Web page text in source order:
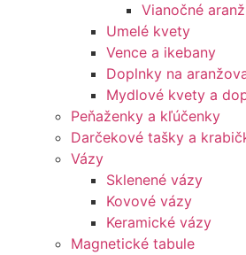
Vianočné
Umelé kvety
Vence a ikebany
Doplnky na
Mydlové kvety a
Peňaženky a kľúčenky
Darčekové tašky a
Vázy
Sklenené vázy
Kovové vázy
Keramické vázy
Magnetické tabule